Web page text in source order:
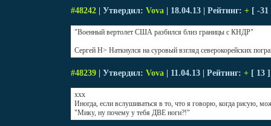
#48242 | Утвердил: Vova | 18.04.13 | Рейтинг: + [ -
"Военный вертолет США разбился близ границы с КНДР"
Сергей Н> Наткнулся на суровый взгляд северокорейских
#48239 | Утвердил: Vova | 11.04.13 | Рейтинг: + [ 13
xxx
Иногда, если вслушиваться в то, что я говорю, когда рисую,
"Мику, ну почему у тебя ДВЕ ноги?!"